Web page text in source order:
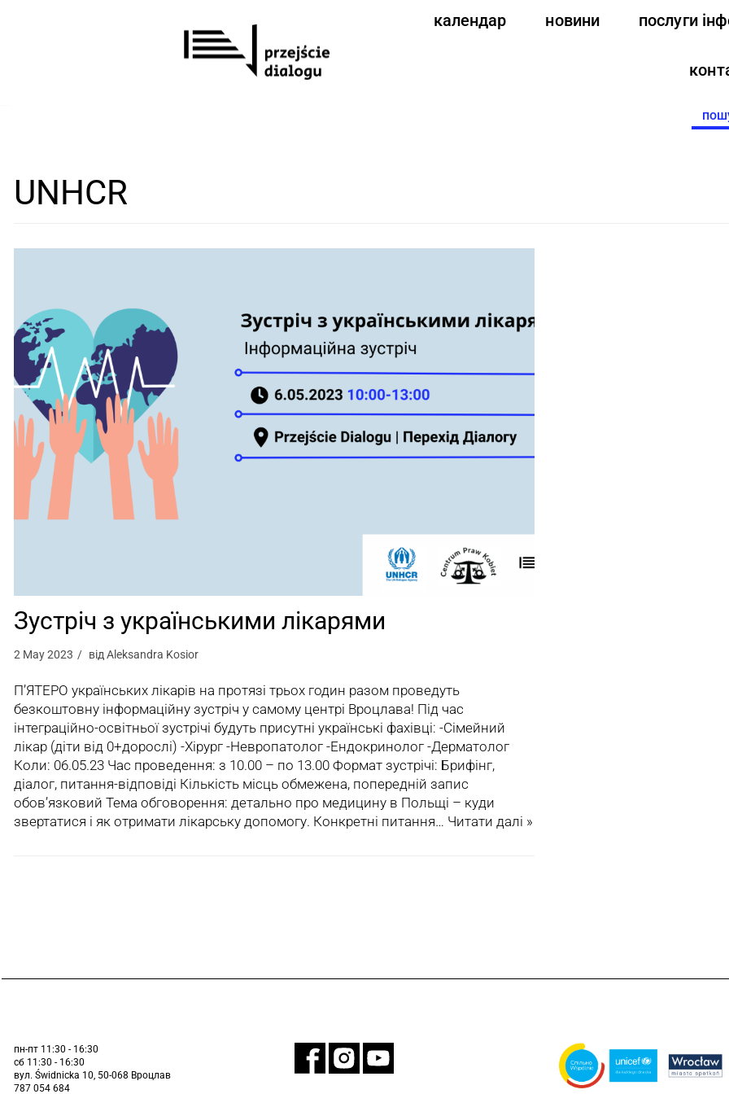
календар новини послуги
for:
UNHCR
Зустріч з українськими лікарями
2 May 2023 відAleksandra Kosior
П’ЯТЕРО українських лікарів на протязі трьох годин разом проведуть
безкоштовну інформаційну зустріч у самому центрі Вроцлава! Під час
інтеграційно-освітньої зустрічі будуть присутні українські фахівці: -Сімейний
лікар (діти від 0+дорослі) -Хірург -Невропатолог -Ендокринолог -Дерматолог
Коли: 06.05.23 Час проведення: з 10.00 – по 13.00 Формат зустрічі: Брифінг,
діалог, питання-відповіді Кількість місць обмежена, попередній запис
обов’язковий Тема обговорення: детально про медицину в Польщі – куди
звертатися і як отримати лікарську допомогу. Конкретнi питання… Читати далі »
пн-пт 11:30 - 16:30
сб 11:30 - 16:30
вул. Świdnicka 10, 50-068 Вроцлав
787 054 684